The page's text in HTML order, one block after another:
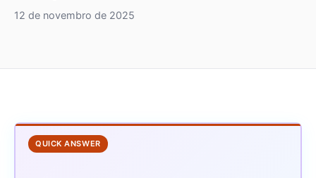
12 de novembro de 2025
QUICK ANSWER